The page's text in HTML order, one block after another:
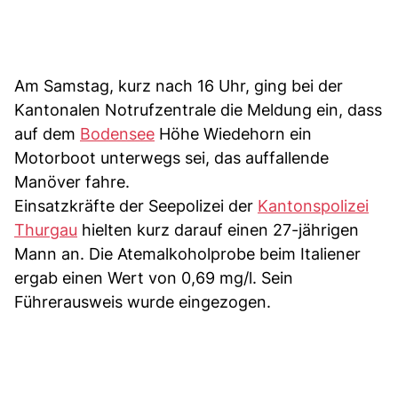
Am Samstag, kurz nach 16 Uhr, ging bei der
Kantonalen Notrufzentrale die Meldung ein, dass
auf dem Bodensee Höhe Wiedehorn ein
Motorboot unterwegs sei, das auffallende
Manöver fahre.
Einsatzkräfte der Seepolizei der Kantonspolizei
Thurgau hielten kurz darauf einen 27-jährigen
Mann an. Die Atemalkoholprobe beim Italiener
ergab einen Wert von 0,69 mg/l. Sein
Führerausweis wurde eingezogen.